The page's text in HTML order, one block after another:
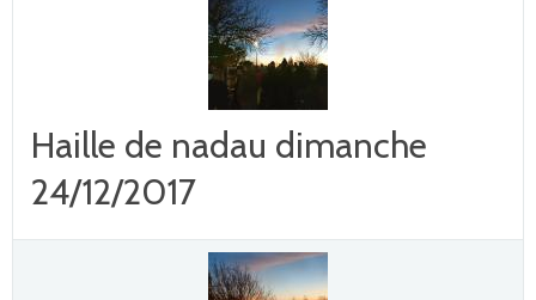
Haille de nadau dimanche
24/12/2017